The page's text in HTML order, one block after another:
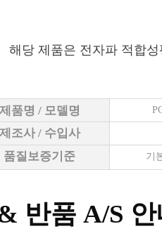
반품 A/S
해당 제품은 전자파 적합
제품명 / 모델명
제조사 / 수입사
품질보증기준
기